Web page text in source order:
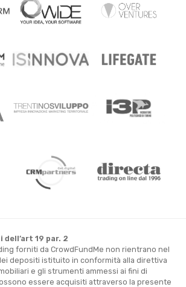
19 par. 2
forniti da CrowdFundMe non rientrano nel
depositi istituito in conformità alla direttiva
e gli strumenti ammessi ai fini di
essere acquisiti attraverso la presente